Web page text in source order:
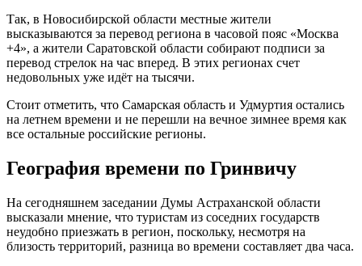
Так, в Новосибирской области местные жители
высказываются за перевод региона в часовой пояс «Москва
+4», а жители Саратовской области собирают подписи за
перевод стрелок на час вперед. В этих регионах счет
недовольных уже идёт на тысячи.
Стоит отметить, что Самарская область и Удмуртия остались
на летнем времени и не перешли на вечное зимнее время как
все остальные российские регионы.
География времени по Гринвичу
На сегодняшнем заседании Думы Астраханской области
высказали мнение, что туристам из соседних государств
неудобно приезжать в регион, поскольку, несмотря на
близость территорий, разница во времени составляет два часа.